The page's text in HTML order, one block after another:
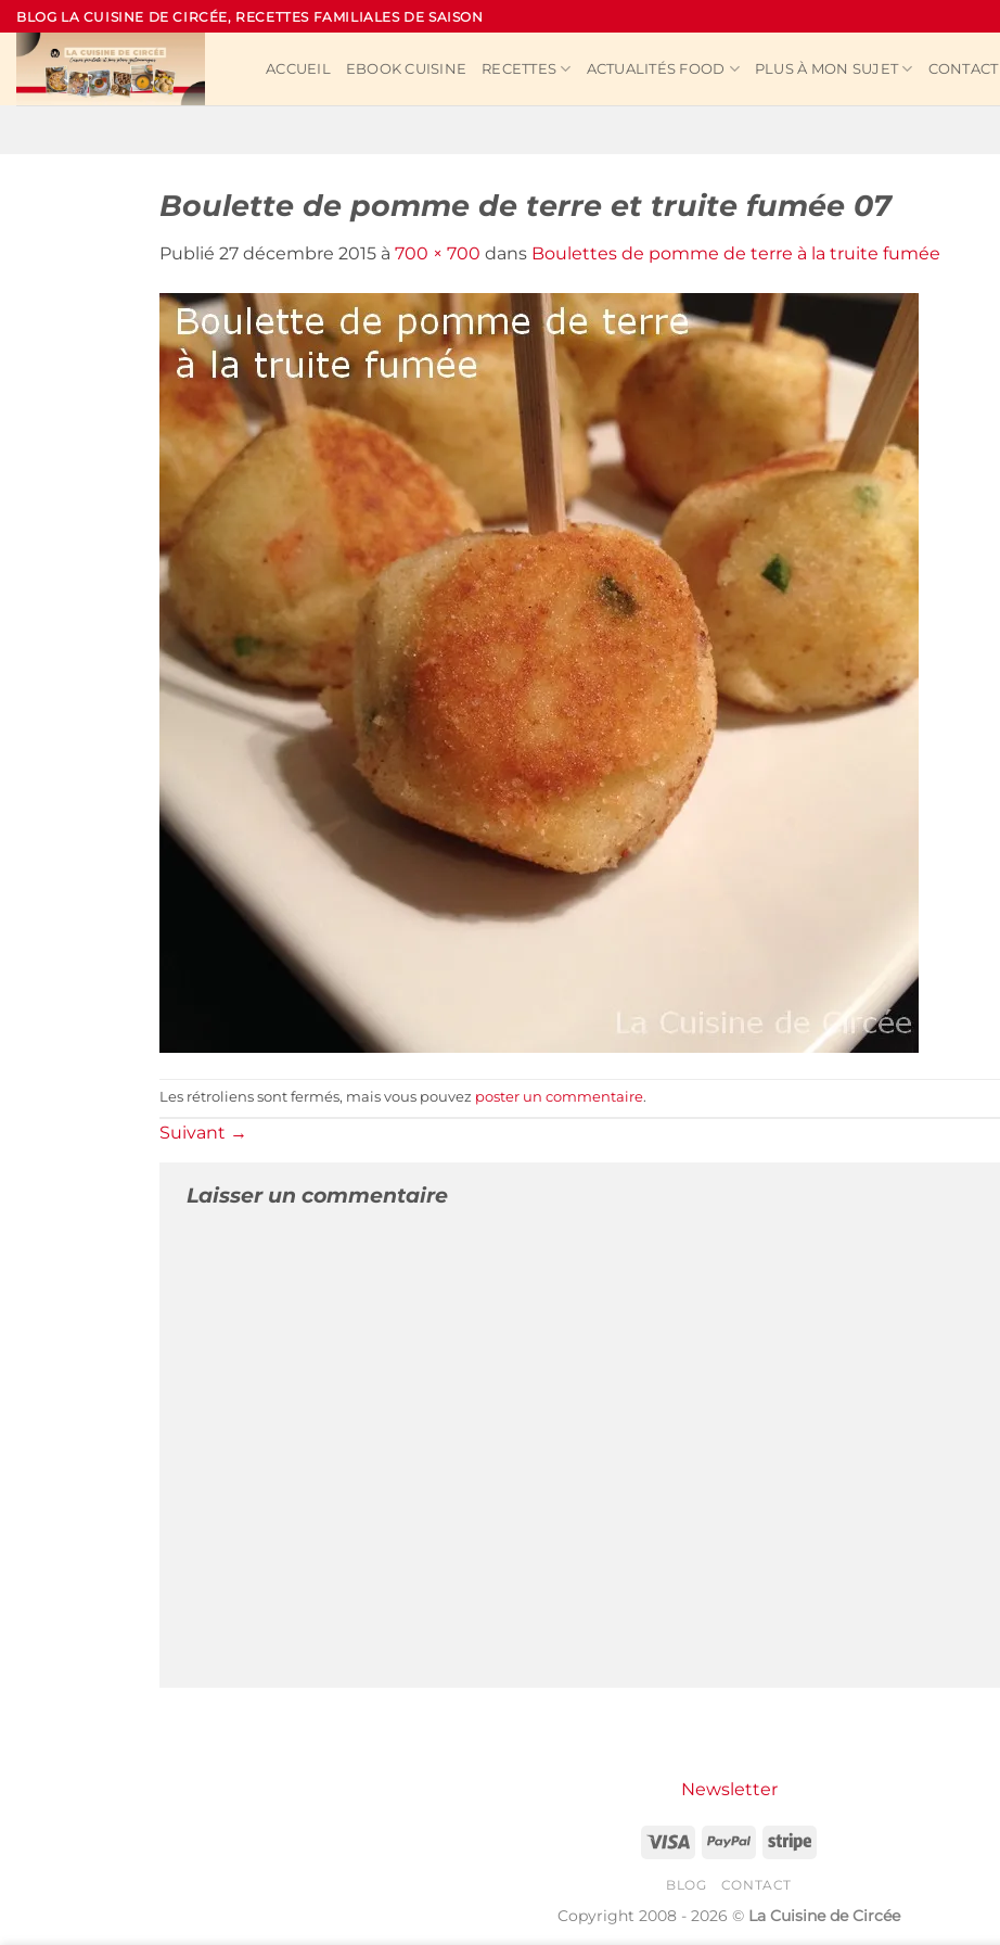
Passer
au
contenu
BLOG LA CUISINE DE CIRCÉE, RECETTES FAMILIALES DE SAISON
ACCUEIL EBOOK CUISINE RECETTES ACTUALITÉS FOOD PLUS À MON SUJET CONTACT
Boulette de pomme de terre et truite fumée 07
Publié 27 décembre 2015 à 700 × 700 dans Boulettes de pomme de terre à la truite fumée
Les rétroliens sont fermés, mais vous pouvez poster un commentaire.
Suivant →
Laisser un commentaire
Newsletter
Visa PayPal Stripe
BLOG CONTACT
Copyright 2008 - 2026 © La Cuisine de Circée